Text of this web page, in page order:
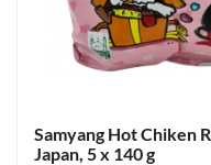
Samyang Hot Chiken
Japan, 5 x 140 g